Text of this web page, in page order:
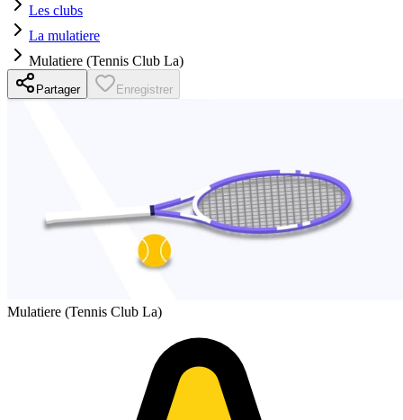
Les clubs
La mulatiere
Mulatiere (Tennis Club La)
Partager Enregistrer
Mulatiere (Tennis Club La)